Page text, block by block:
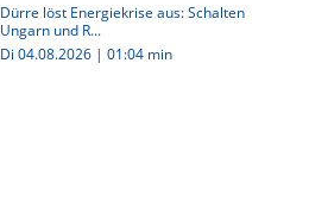
Dürre löst Energiekrise aus: Schalten
Ungarn und R...
Di 04.08.2026 | 01:04 min